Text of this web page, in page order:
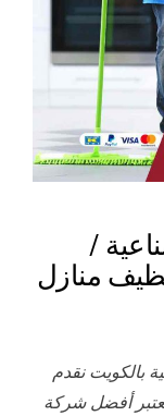
/
تنظيف منازل
بالكويت نقدم
أفضل شركة